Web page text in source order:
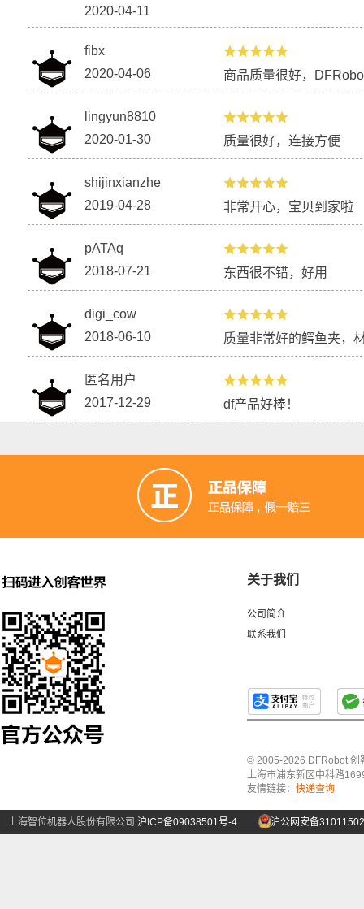
2020-04-11
fibx
2020-04-06
商品质量很好，
lingyun8810
2020-01-30
质量很好，连接方便
shijinxianzhe
2019-04-28
非常开心，宝贝到家啦
pATAq
2018-07-21
东西很不错，好用
digi_cow
2018-06-10
质量非常好的鳄鱼夹，
匿名用户
2017-12-29
df产品好棒！
关于我们
公司简介
联系我们
© 2005-2026 DFRobot 创
上海市浦东新区中科路
友情链接： 快递查询
上海智位机器人股份有限公司 沪ICP备09038501号-4 沪公网安备